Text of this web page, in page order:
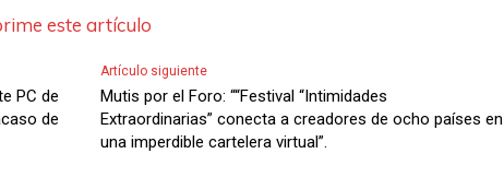
a
este artículo
PC de
de
Artículo siguiente
Mutis por el Foro: ““Festival “Intimidades
Extraordinarias” conecta a creadores de ocho países en
una imperdible cartelera virtual”.